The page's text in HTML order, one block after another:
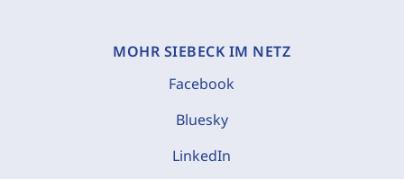
MOHR SIEBECK IM NETZ
Facebook
Bluesky
LinkedIn